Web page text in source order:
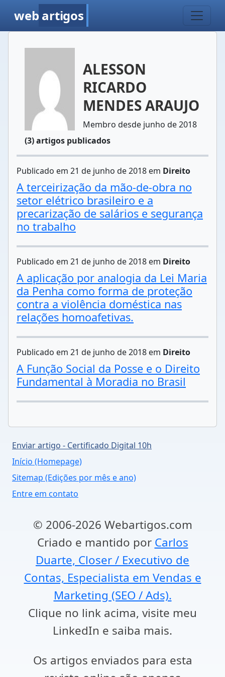
web artigos
ALESSON
RICARDO
MENDES ARAUJO
Membro desde junho de 2018
(3) artigos publicados
Publicado em 21 de junho de 2018 em Direito
A terceirização da mão-de-obra no
setor elétrico brasileiro e a
precarização de salários e segurança
no trabalho
Publicado em 21 de junho de 2018 em Direito
A aplicação por analogia da Lei Maria
da Penha como forma de proteção
contra a violência doméstica nas
relações homoafetivas.
Publicado em 21 de junho de 2018 em Direito
A Função Social da Posse e o Direito
Fundamental à Moradia no Brasil
Enviar artigo - Certificado Digital 10h
Início (Homepage)
Sitemap (Edições por mês e ano)
Entre em contato
© 2006-2026 Webartigos.com
Criado e mantido por Carlos
Duarte, Closer / Executivo de
Contas, Especialista em Vendas e
Marketing (SEO / Ads).
Clique no link acima, visite meu
LinkedIn e saiba mais.
Os artigos enviados para esta